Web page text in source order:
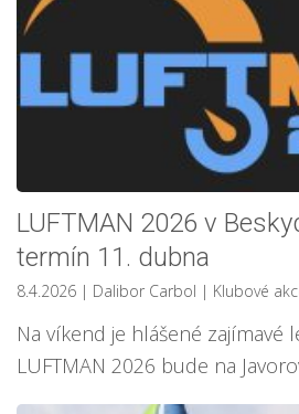
LUFTMAN 2026 v
termín 11. dubna
8.4.2026 | Dalibor Carbol | Klubové
Na víkend je hlášené zajímavé
LUFTMAN 2026 bude na